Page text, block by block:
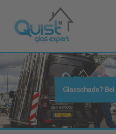
main
Glasschade? Bel